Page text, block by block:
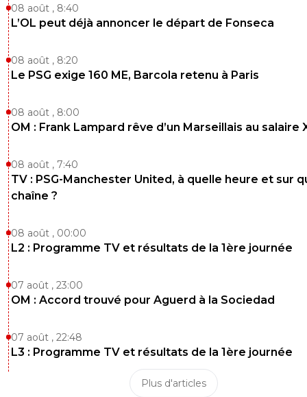
08 août , 8:40
L’OL peut déjà annoncer le départ de Fonseca
08 août , 8:20
Le PSG exige 160 ME, Barcola retenu à Paris
08 août , 8:00
OM : Frank Lampard rêve d’un Marseillais au salaire
08 août , 7:40
TV : PSG-Manchester United, à quelle heure et sur
chaîne ?
08 août , 00:00
L2 : Programme TV et résultats de la 1ère journée
07 août , 23:00
OM : Accord trouvé pour Aguerd à la Sociedad
07 août , 22:48
L3 : Programme TV et résultats de la 1ère journée
Plus d'articles